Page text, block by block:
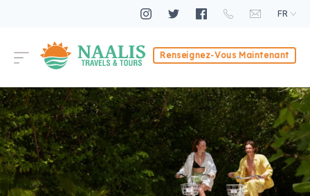
FR
Renseignez-Vous Maintenant